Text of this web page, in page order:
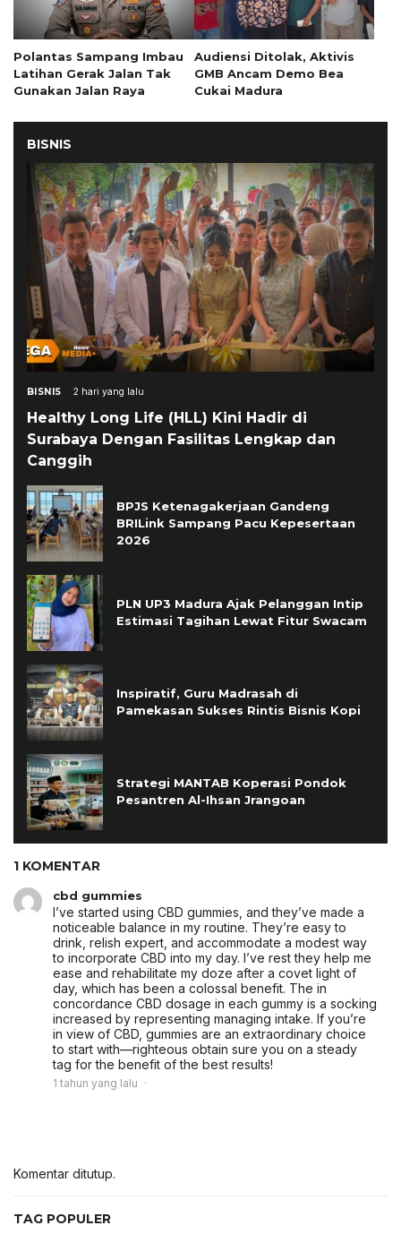
Polantas Sampang Imbau
Latihan Gerak Jalan Tak
Gunakan Jalan Raya
Audiensi Ditolak, Aktivis
GMB Ancam Demo Bea
Cukai Madura
BISNIS
BISNIS 2 hari yang lalu
Healthy Long Life (HLL) Kini Hadir di
Surabaya Dengan Fasilitas Lengkap dan
Canggih
BPJS Ketenagakerjaan Gandeng
BRILink Sampang Pacu Kepesertaan
2026
PLN UP3 Madura Ajak Pelanggan Intip
Estimasi Tagihan Lewat Fitur Swacam
Inspiratif, Guru Madrasah di
Pamekasan Sukses Rintis Bisnis Kopi
Strategi MANTAB Koperasi Pondok
Pesantren Al-Ihsan Jrangoan
1 KOMENTAR
cbd gummies
I’ve started using CBD gummies, and they’ve made a
noticeable balance in my routine. They’re easy to
drink, relish expert, and accommodate a modest way
to incorporate CBD into my day. I’ve rest they help me
ease and rehabilitate my doze after a covet light of
day, which has been a colossal benefit. The in
concordance CBD dosage in each gummy is a socking
increased by representing managing intake. If you’re
in view of CBD, gummies are an extraordinary choice
to start with—righteous obtain sure you on a steady
tag for the benefit of the best results!
1 tahun yang lalu
Komentar ditutup.
TAG POPULER